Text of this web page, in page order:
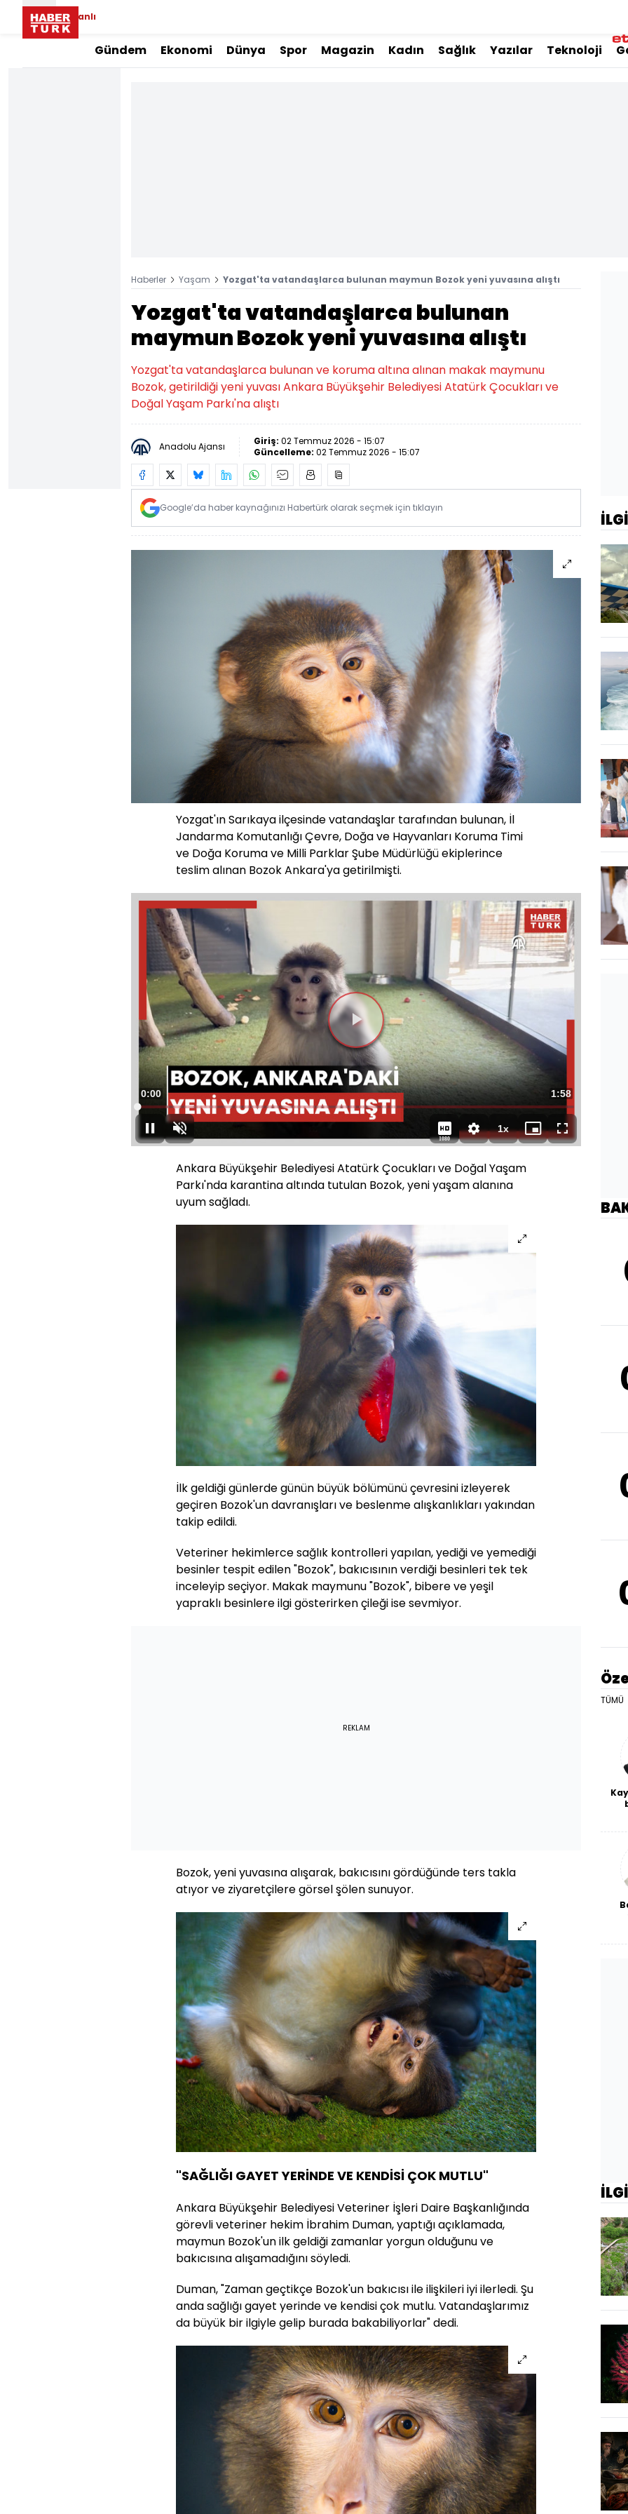
Canlı
Gündem Ekonomi Dünya Spor Magazin Kadın Sağlık Yazılar Teknoloji
Haberler Yaşam Yozgat'ta vatandaşlarca bulunan maymun Bozok yeni yuvasına alıştı
Yozgat'ta vatandaşlarca bulunan
maymun Bozok yeni yuvasına alıştı
Yozgat'ta vatandaşlarca bulunan ve koruma altına alınan makak maymunu
Bozok, getirildiği yeni yuvası Ankara Büyükşehir Belediyesi Atatürk Çocukları ve
Doğal Yaşam Parkı'na alıştı
Anadolu Ajansı Giriş: 02 Temmuz 2026 - 15:07
Güncelleme: 02 Temmuz 2026 - 15:07
Google’da haber kaynağınızı Habertürk olarak seçmek için tıklayın
Yozgat'ın Sarıkaya ilçesinde vatandaşlar tarafından bulunan, İl
Jandarma Komutanlığı Çevre, Doğa ve Hayvanları Koruma Timi
ve Doğa Koruma ve Milli Parklar Şube Müdürlüğü ekiplerince
teslim alınan Bozok Ankara'ya getirilmişti.
DuraklatSesi
Aç
Süre
0:00 Toplam
Süre
1:58
1080
Yüklendi:
0.05%
1xOynatma
Hızı
Mini
oynatıcı
Tam
Ekran
Ankara Büyükşehir Belediyesi Atatürk Çocukları ve Doğal Yaşam
Parkı'nda karantina altında tutulan Bozok, yeni yaşam alanına
uyum sağladı.
İlk geldiği günlerde günün büyük bölümünü çevresini izleyerek
geçiren Bozok'un davranışları ve beslenme alışkanlıkları yakından
takip edildi.
Veteriner hekimlerce sağlık kontrolleri yapılan, yediği ve yemediği
besinler tespit edilen "Bozok", bakıcısının verdiği besinleri tek tek
inceleyip seçiyor. Makak maymunu "Bozok", bibere ve yeşil
yapraklı besinlere ilgi gösterirken çileği ise sevmiyor.
REKLAM
Bozok, yeni yuvasına alışarak, bakıcısını gördüğünde ters takla
atıyor ve ziyaretçilere görsel şölen sunuyor.
"SAĞLIĞI GAYET YERİNDE VE KENDİSİ ÇOK MUTLU"
Ankara Büyükşehir Belediyesi Veteriner İşleri Daire Başkanlığında
görevli veteriner hekim İbrahim Duman, yaptığı açıklamada,
maymun Bozok'un ilk geldiği zamanlar yorgun olduğunu ve
bakıcısına alışamadığını söyledi.
Duman, "Zaman geçtikçe Bozok'un bakıcısı ile ilişkileri iyi ilerledi. Şu
anda sağlığı gayet yerinde ve kendisi çok mutlu. Vatandaşlarımız
da büyük bir ilgiyle gelip burada bakabiliyorlar" dedi.
TÜMÜ